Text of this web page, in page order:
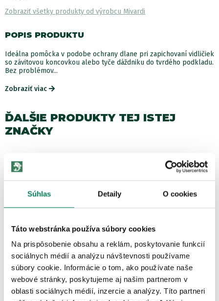
Súhlas Detaily O cookies
Táto webstránka používa súbory cookies
Na prispôsobenie obsahu a reklám, poskytovanie funkcií
sociálnych médií a analýzu návštevnosti používame
súbory cookie. Informácie o tom, ako používate naše
webové stránky, poskytujeme aj našim partnerom v
oblasti sociálnych médií, inzercie a analýzy. Títo partneri
Zobraziť všetky produkty od výrobcu Mivardi
POPIS PRODUKTU
Ideálna pomôcka v podobe ochrany dlane pri zapichovaní vidličiek
so závitovou koncovkou alebo tyče dáždniku do tvrdého podkladu.
Bez problémov...
Zobraziť viac
ĎALŠIE PRODUKTY TEJ ISTEJ
ZNAČKY
Akcia -10%
10 variantov
Mivardi Pelety Rapid Classic Halibut 1kg
Skladom / u vás už 11.08.
OD 4.23 €
pôvodneod 4.70 €